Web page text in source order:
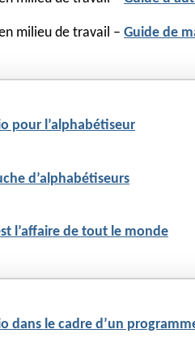
milieu de travail –Guide de
pour l’alphabétiseur
d’alphabétiseurs
l’affaire de tout le monde
dans le cadre d’un